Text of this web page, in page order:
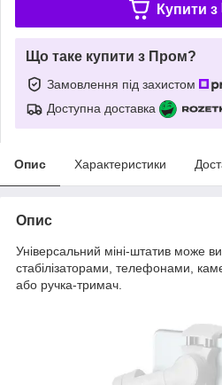
Купити з
Що таке купити з Пром?
Замовлення під захистом
Доступна доставка
Опис Характеристики
Опис
Універсальний міні-штатив може
стабілізаторами, телефонами,
або ручка-тримач.